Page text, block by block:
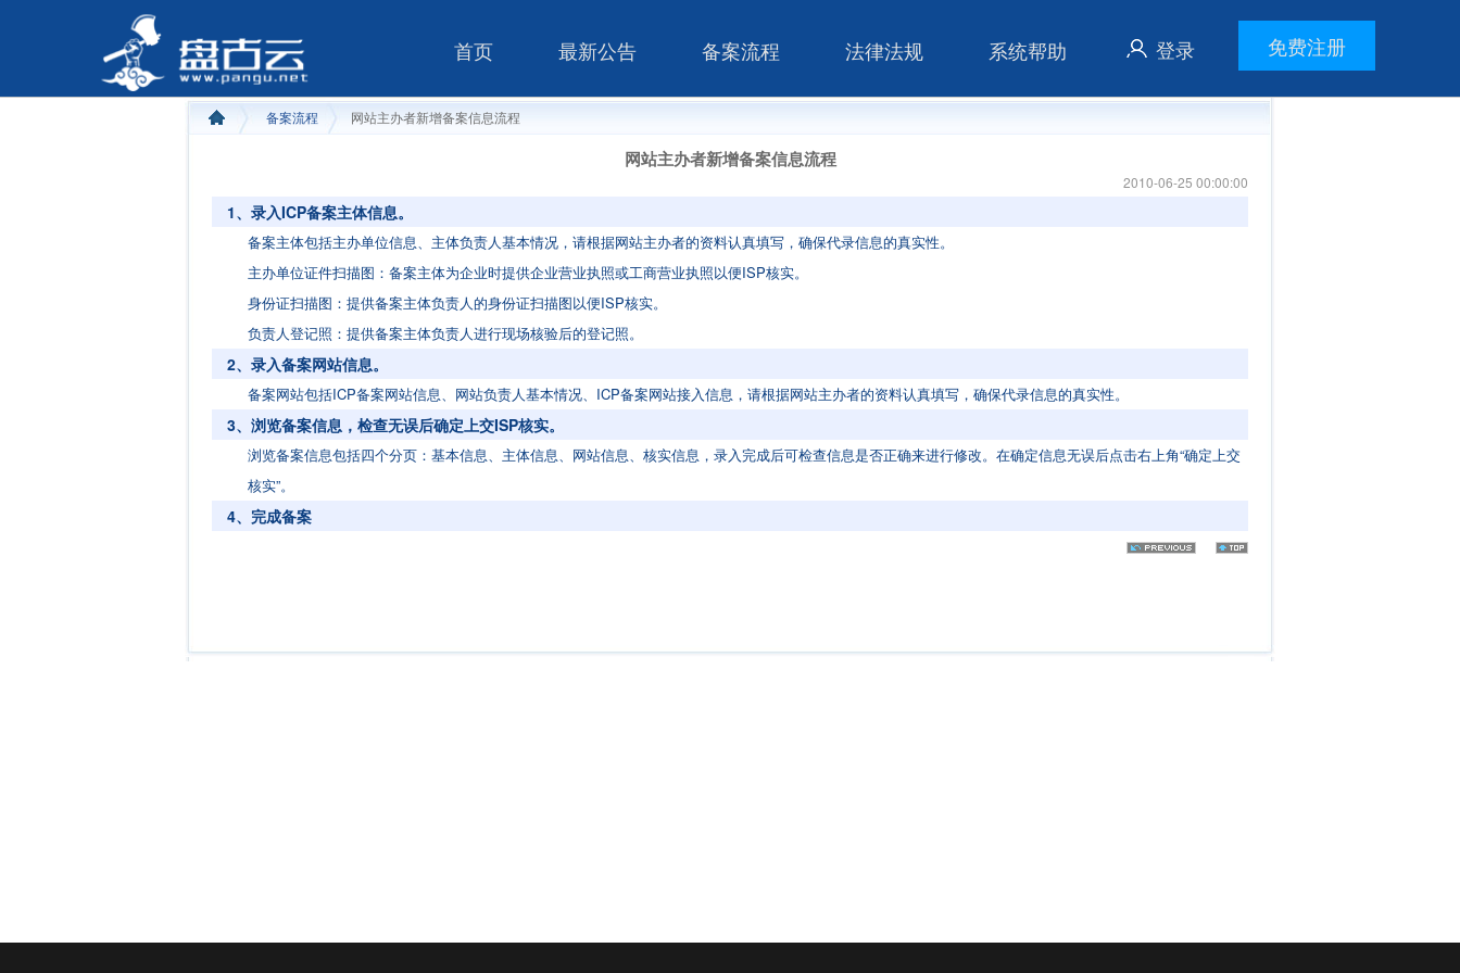
首页 最新公告 备案流程 法律法规 系统帮助 登录 免费注册
备案流程 网站主办者新增备案信息流程
网站主办者新增备案信息流程
2010-06-25 00:00:00
1、录入ICP备案主体信息。
备案主体包括主办单位信息、主体负责人基本情况，请根据网站主办者的资料认真填写，确保代录信息的真实性。
主办单位证件扫描图：备案主体为企业时提供企业营业执照或工商营业执照以便ISP核实。
身份证扫描图：提供备案主体负责人的身份证扫描图以便ISP核实。
负责人登记照：提供备案主体负责人进行现场核验后的登记照。
2、录入备案网站信息。
备案网站包括ICP备案网站信息、网站负责人基本情况、ICP备案网站接入信息，请根据网站主办者的资料认真填写，确保代录信息的真实性。
3、浏览备案信息，检查无误后确定上交ISP核实。
浏览备案信息包括四个分页：基本信息、主体信息、网站信息、核实信息，录入完成后可检查信息是否正确来进行修改。在确定信息无误后点击右上角“确定上交
核实”。
4、完成备案